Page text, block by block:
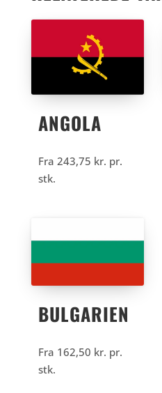
ANGOLA
Fra 243,75 kr. pr.
stk.
BULGARIEN
Fra 162,50 kr. pr.
stk.